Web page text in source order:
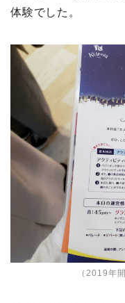
体験でした。
（2019年